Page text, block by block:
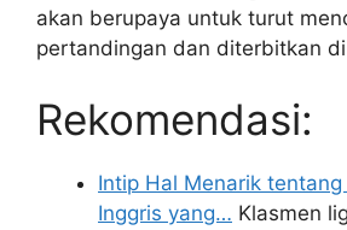
akan berupaya untuk turut
pertandingan dan diterbitkan
Rekomendasi:
Intip Hal Menarik
Inggris yang… Klasmen